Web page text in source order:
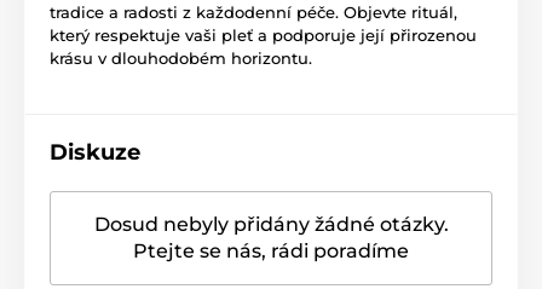
tradice a radosti z každodenní péče. Objevte rituál,
který respektuje vaši pleť a podporuje její přirozenou
krásu v dlouhodobém horizontu.
Diskuze
Dosud nebyly přidány žádné otázky.
Ptejte se nás, rádi poradíme